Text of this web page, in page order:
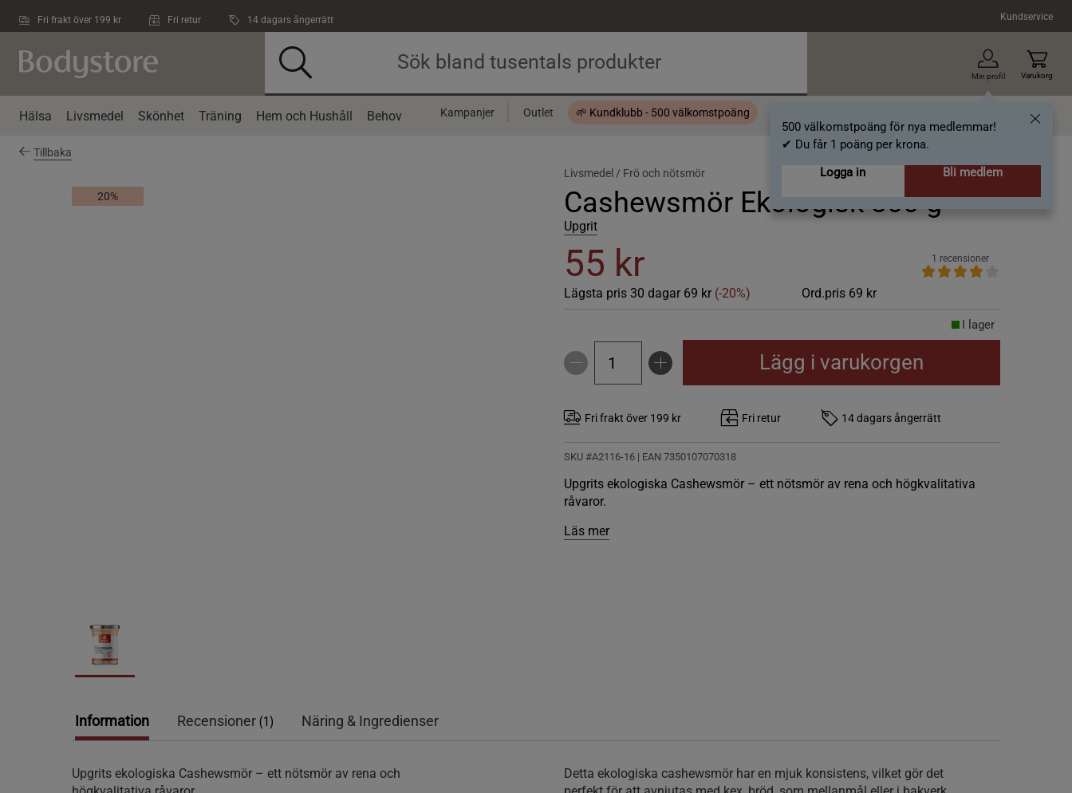
Fri frakt över 199 kr Fri retur 14 dagars ångerrätt Kundservice
Min profil
500 välkomstpoäng för nya medlemmar!
✔ Du får 1 poäng per krona.
Logga in
Bli medlem
Varukorg
Hälsa Livsmedel Skönhet Träning Hem och Hushåll Behov Kampanjer Outlet 🌱 Kundklubb - 500 välkomstpoäng
Tillbaka
20%
Livsmedel / Frö och nötsmör
Cashewsmör Ekologisk 300 g
Upgrit
55 kr
Lägsta pris 30 dagar 69 kr (-20%) Ord.pris 69 kr
1 recensioner
I lager
Lägg i varukorgen
Fri frakt över 199 kr Fri retur 14 dagars ångerrätt
SKU #A2116-16 | EAN 7350107070318
Upgrits ekologiska Cashewsmör – ett nötsmör av rena och högkvalitativa
råvaror.
Läs mer
Information Recensioner (1) Näring & Ingredienser
Upgrits ekologiska Cashewsmör – ett nötsmör av rena och
Detta ekologiska cashewsmör har en mjuk konsistens, vilket gör det